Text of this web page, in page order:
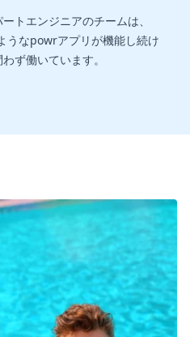
トエンジニアのチームは、
うなpowrアプリが機能し続け
ず働いています。